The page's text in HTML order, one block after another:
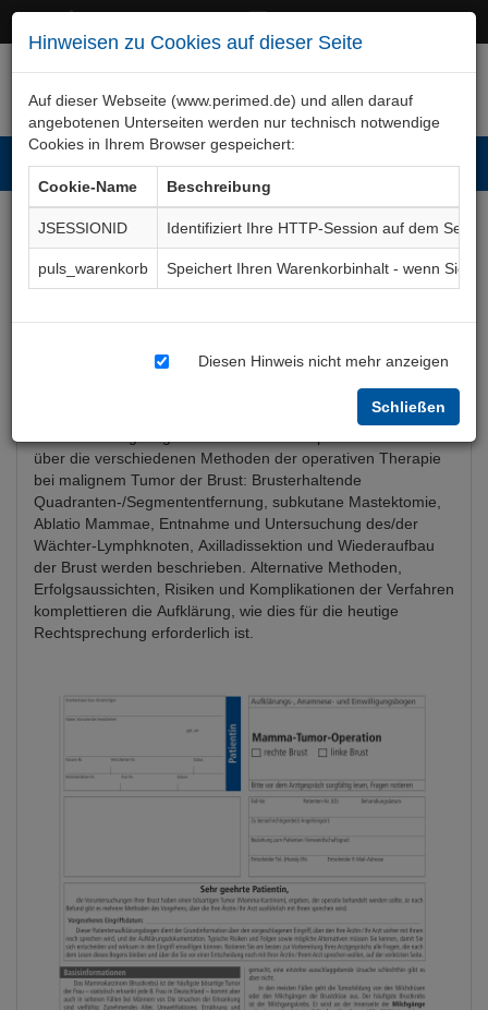
Hinweisen zu Cookies auf dieser Seite
Auf dieser Webseite (www.perimed.de) und allen darauf
angebotenen Unterseiten werden nur technisch notwendige
Cookies in Ihrem Browser gespeichert:
Cookie-Name
Beschreibung
JSESSIONID
Identifiziert Ihre HTTP-Session auf dem Server
puls_warenkorb
Speichert Ihren Warenkorbinhalt - wenn Sie
Diesen Hinweis nicht mehr anzeigen
Schließen
Mamma-Tumor-Op
über die verschiedenen Methoden der operativen Therapie
bei malignem Tumor der Brust: Brusterhaltende
Quadranten-/Segmententfernung, subkutane Mastektomie,
Ablatio Mammae, Entnahme und Untersuchung des/der
Wächter-Lymphknoten, Axilladissektion und Wiederaufbau
der Brust werden beschrieben. Alternative Methoden,
Erfolgsaussichten, Risiken und Komplikationen der Verfahren
komplettieren die Aufklärung, wie dies für die heutige
Rechtsprechung erforderlich ist.